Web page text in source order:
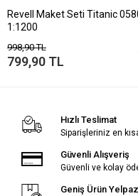
Revell Maket Seti Titanic
1:1200
998,90 TL
799,90 TL
Hızlı Teslimat
Siparişleriniz en
Güvenli Alışveriş
Güvenli ve kolay
Geniş Ürün